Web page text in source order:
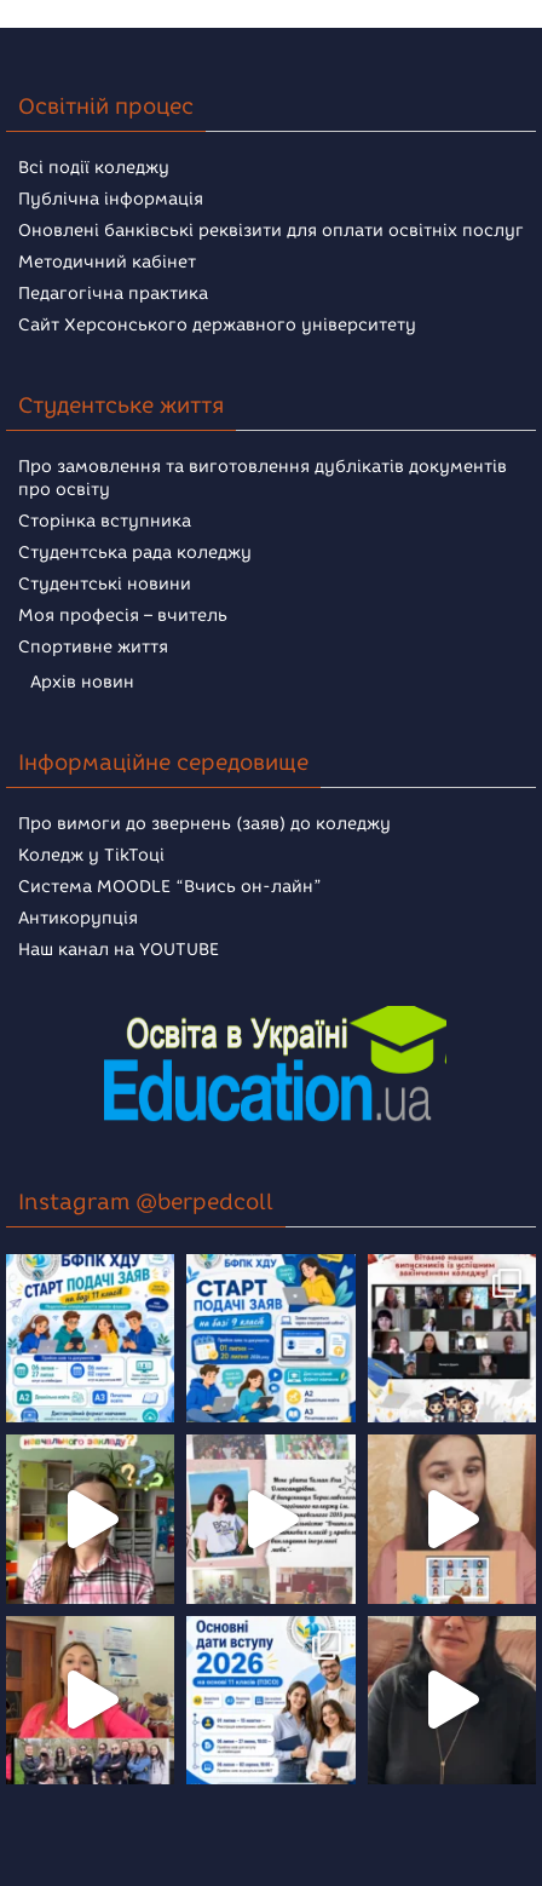
Освітній процес
Всі події коледжу
Публічна інформація
Оновлені банківські реквізити для оплати освітніх послуг
Методичний кабінет
Педагогічна практика
Сайт Херсонського державного університету
Студентське життя
Про замовлення та виготовлення дублікатів документів
про освіту
Сторінка вступника
Студентська рада коледжу
Студентські новини
Моя професія – вчитель
Спортивне життя
Архів новин
Інформаційне середовище
Про вимоги до звернень (заяв) до коледжу
Коледж у TikToці
Система MOODLE “Вчись он-лайн”
Антикорупція
Наш канал на YOUTUBE
Instagram @berpedcoll